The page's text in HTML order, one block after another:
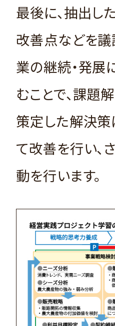
最後に、抽出し
改善点などを議
業の継続・発展
むことで、課題
策定した解決
て改善を行い、
動を行います。